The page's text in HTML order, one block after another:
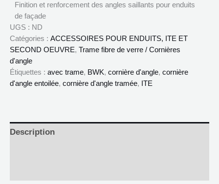
Finition et renforcement des angles saillants pour enduits
de façade
UGS : ND
Catégories : ACCESSOIRES POUR ENDUITS, ITE ET
SECOND OEUVRE, Trame fibre de verre / Cornières
d'angle
Étiquettes : avec trame, BWK, cornière d'angle, cornière
d'angle entoilée, cornière d'angle tramée, ITE
Description